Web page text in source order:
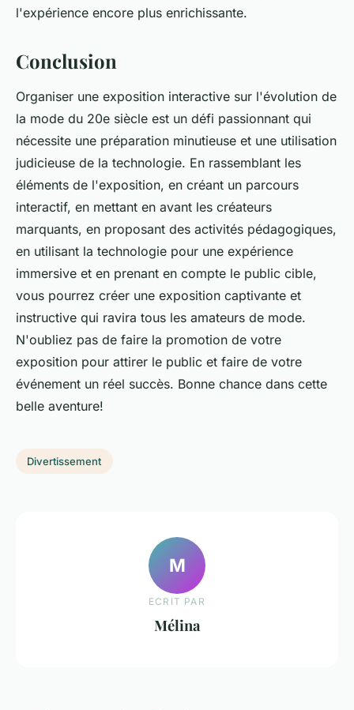
l'expérience encore plus enrichissante.
Conclusion
Organiser une exposition interactive sur l'évolution de
la mode du 20e siècle est un défi passionnant qui
nécessite une préparation minutieuse et une utilisation
judicieuse de la technologie. En rassemblant les
éléments de l'exposition, en créant un parcours
interactif, en mettant en avant les créateurs
marquants, en proposant des activités pédagogiques,
en utilisant la technologie pour une expérience
immersive et en prenant en compte le public cible,
vous pourrez créer une exposition captivante et
instructive qui ravira tous les amateurs de mode.
N'oubliez pas de faire la promotion de votre
exposition pour attirer le public et faire de votre
événement un réel succès. Bonne chance dans cette
belle aventure!
Divertissement
M
ECRIT PAR
Mélina